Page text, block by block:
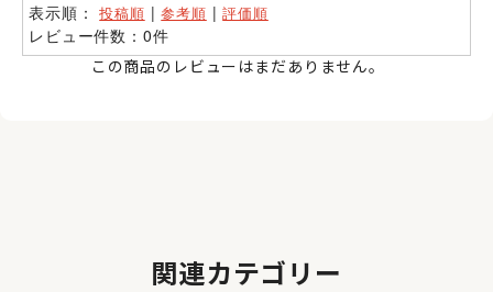
表示順：投稿順 |参考順 |評価順
レビュー件数：0件
この商品のレビューはまだありません。
関連カテゴリー